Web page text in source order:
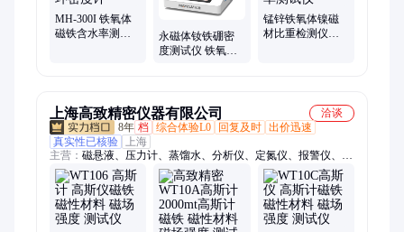
MH-300I 铁氧体
磁铁含水率测试
永磁体钕铁硼密
度测试仪 铁氧体
锰锌铁氧体镍磁
材比重检测仪钕
上海高致精密仪器有限公司
洽谈
8年 档 综合体验L0 回复及时 出价迅速
真实性已核验
上海
主营： 磁悬液、压力计、蒸馏水、分析仪、定氮仪、报警仪、粉
尘仪、测量仪、水分仪、测定仪、色差仪、温湿度、油质载、皮
托管、便携秤、清洗剂、黑磁膏、粉碎机、热电偶、冷却液、内
窥镜、氯离子、浊度计、抛光布、变送器